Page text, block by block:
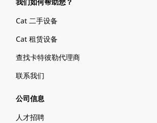
我们如何帮助您？
Cat 二手设备
Cat 租赁设备
查找卡特彼勒代理商
联系我们
公司信息
人才招聘